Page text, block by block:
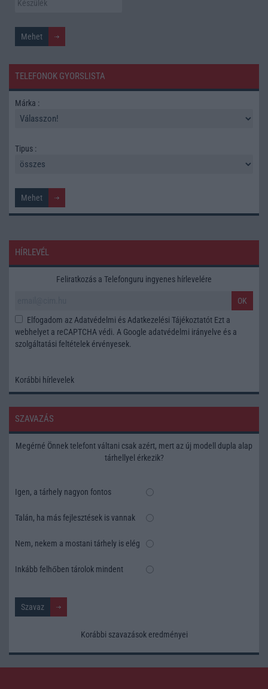
TELEFONOK GYORSLISTA
Márka :
Tipus :
HÍRLEVÉL
Feliratkozás a Telefonguru ingyenes hírlevelére
OK
Elfogadom azAdatvédelmi és Adatkezelési Tájékoztatót Ezt a
webhelyet a reCAPTCHA védi. A Google adatvédelmi irányelve és a
szolgáltatási feltételek érvényesek.
Korábbi hírlevelek
SZAVAZÁS
Megérné Önnek telefont váltani csak azért, mert az új modell dupla alap
tárhellyel érkezik?
Igen, a tárhely nagyon fontos
Talán, ha más fejlesztések is vannak
Nem, nekem a mostani tárhely is elég
Inkább felhőben tárolok mindent
Korábbi szavazások eredményei